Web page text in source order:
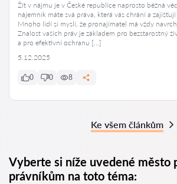
Žít v nájmu je v České republice naprosto běžná
nájemník máte svá práva, která vás chrání a
Mnoho lidí si myslí, že pronajímatel má vždy
Znalost vašich práv je základem pro bezstarostný
a pro efektivní ochranu […]
5.12.2025
0 0 8
Ke všem článkům
Vyberte si níže uvedené město
právníkům na toto téma: